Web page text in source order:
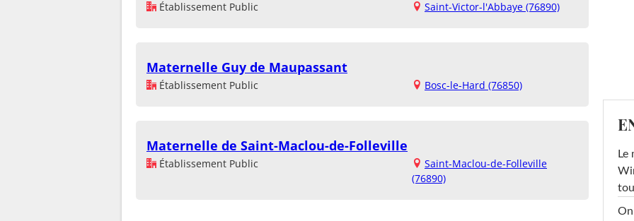
Établissement Public Saint-Victor-l'Abbaye (76890)
Maternelle Guy de Maupassant
Établissement Public Bosc-le-Hard (76850)
Maternelle de Saint-Maclou-de-Folleville
Établissement Public
Saint-Maclou-de-Folleville
(76890)
Le